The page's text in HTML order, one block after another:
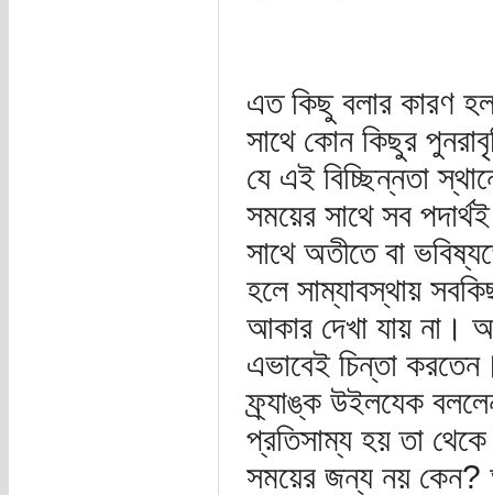
এত কিছু বলার কারণ
সাথে কোন কিছুর
যে এই বিচ্ছিন্নতা
সময়ের সাথে সব
সাথে অতীতে বা
হলে সাম্যাবস্থায়
আকার দেখা যায় না।
এভাবেই চিন্তা
ফ্র্যাঙ্ক উইলযেক
প্রতিসাম্য হয় তা থেকে
সময়ের জন্য নয় কেন?